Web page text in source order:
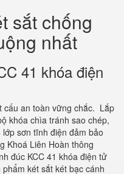
sắt chống
nhất
41 khóa điện
cấu an toàn vững chắc. Lắp
khóa chìa tránh sao chép,
sơn tĩnh điện đảm bảo
Khoá Liên Hoàn thông
đúc KCC 41 khóa điện tử
két sắt két bạc cánh